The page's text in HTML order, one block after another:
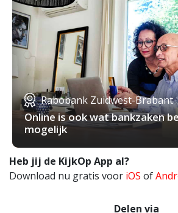
Rabobank Zuidwest-Brabant
Online is ook wat bankzaken
mogelijk
Heb jij de KijkOp App al?
Download nu gratis voor iOS of
Delen via